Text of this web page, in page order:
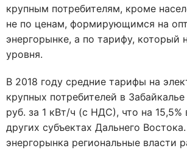
крупным потребителям, кроме
не по ценам, формирующимся на
энергорынке, а по тарифу, который
уровня.
В 2018 году средние тарифы на
крупных потребителей в
руб. за 1 кВт/ч (с НДС), что на
других субъектах Дальнего
энергорынка региональные власти